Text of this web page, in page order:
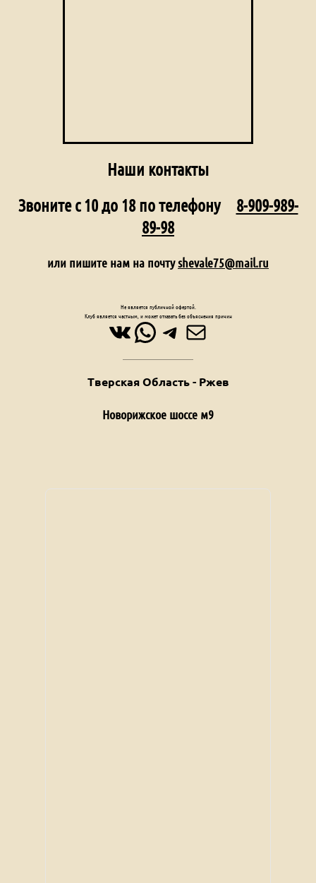
Наши контакты
Звоните с 10 до 18 по телефону
8-909-989-
89-98
или пишите нам на почтуshevale75@mail.ru
Клуб является частным, и может отказать без объяснения причин
ВКонтакте
WhatsApp
Telegram
Почта
Тверская Область - Ржев
Новорижское шоссе м9